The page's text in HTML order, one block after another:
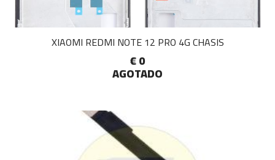
XIAOMI REDMI NOTE 12 PRO 4G CHASIS
€ 0
AGOTADO